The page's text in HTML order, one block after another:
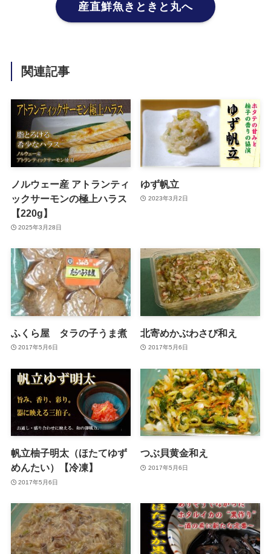
産直鮮魚きときと丸へ
関連記事
ノルウェー産 アトランティ
ックサーモンの極上ハラス
【220g】
2025年3月28日
ゆず帆立
2023年3月2日
ふくら屋 タラの子うま煮
2017年5月6日
北寄めかぶわさび和え
2017年5月6日
帆立柚子明太（ほたてゆず
めんたい）【冷凍】
2017年5月6日
つぶ貝黄金和え
2017年5月6日